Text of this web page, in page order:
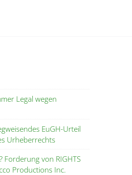
Legal wegen
EuGH-Urteil
Urheberrechts
von RIGHTS
Productions Inc.